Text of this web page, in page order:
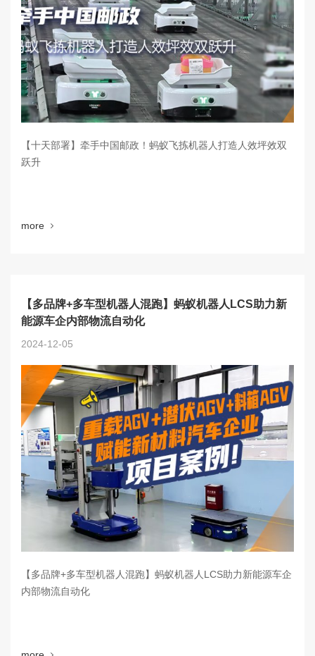
【十天部署】牵手中国邮政！蚂蚁飞拣机器人打造人效坪效双
跃升
more
【多品牌+多车型机器人混跑】蚂蚁机器人LCS助力新
能源车企内部物流自动化
2024-12-05
【多品牌+多车型机器人混跑】蚂蚁机器人LCS助力新能源车企
内部物流自动化